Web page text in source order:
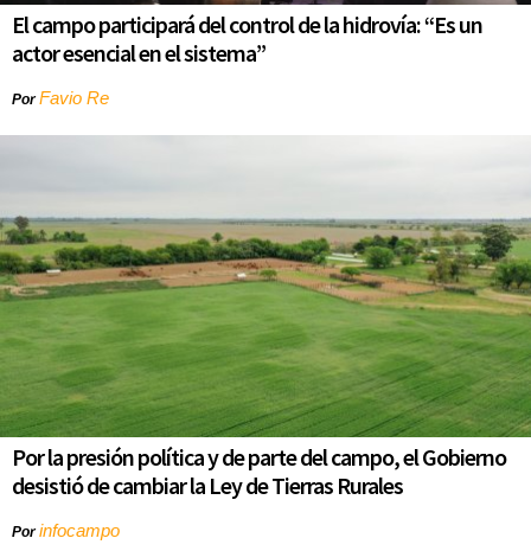
El campo participará del control de la hidrovía: “Es un
actor esencial en el sistema”
PorFavio Re
Por la presión política y de parte del campo, el Gobierno
desistió de cambiar la Ley de Tierras Rurales
Porinfocampo